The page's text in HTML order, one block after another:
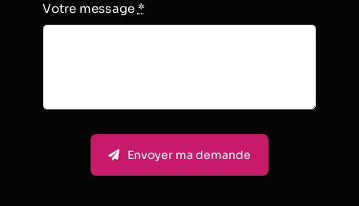
Votre message *
Envoyer ma demande